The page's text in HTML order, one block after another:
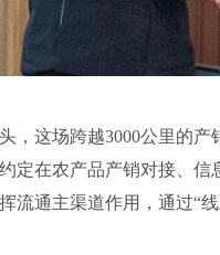
这场跨越3000公里的产
定在农产品产销对接、
通主渠道作用，通过“线